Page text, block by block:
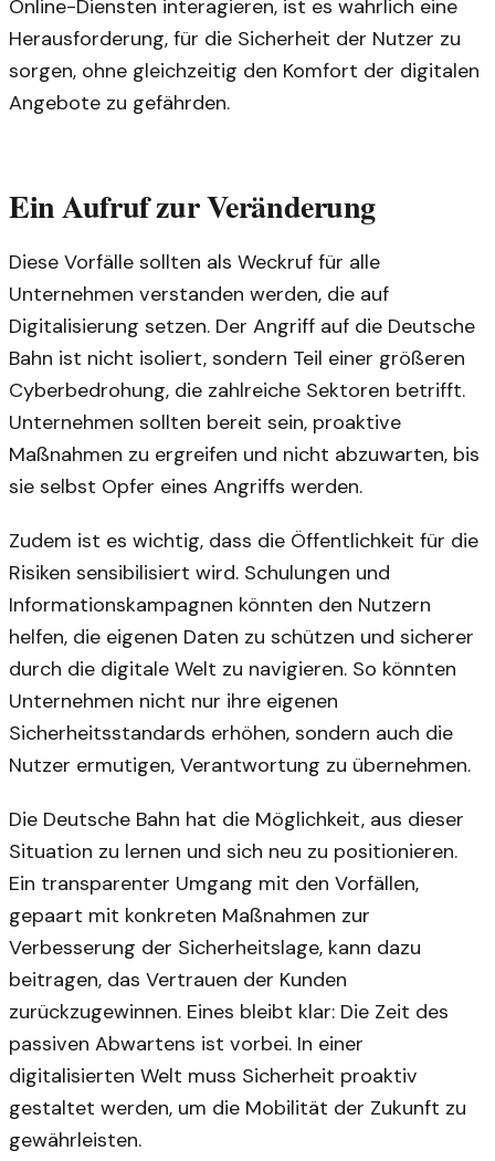
Online-Diensten interagieren, ist es wahrlich eine
Herausforderung, für die Sicherheit der Nutzer zu
sorgen, ohne gleichzeitig den Komfort der digitalen
Angebote zu gefährden.
Ein Aufruf zur Veränderung
Diese Vorfälle sollten als Weckruf für alle
Unternehmen verstanden werden, die auf
Digitalisierung setzen. Der Angriff auf die Deutsche
Bahn ist nicht isoliert, sondern Teil einer größeren
Cyberbedrohung, die zahlreiche Sektoren betrifft.
Unternehmen sollten bereit sein, proaktive
Maßnahmen zu ergreifen und nicht abzuwarten, bis
sie selbst Opfer eines Angriffs werden.
Zudem ist es wichtig, dass die Öffentlichkeit für die
Risiken sensibilisiert wird. Schulungen und
Informationskampagnen könnten den Nutzern
helfen, die eigenen Daten zu schützen und sicherer
durch die digitale Welt zu navigieren. So könnten
Unternehmen nicht nur ihre eigenen
Sicherheitsstandards erhöhen, sondern auch die
Nutzer ermutigen, Verantwortung zu übernehmen.
Die Deutsche Bahn hat die Möglichkeit, aus dieser
Situation zu lernen und sich neu zu positionieren.
Ein transparenter Umgang mit den Vorfällen,
gepaart mit konkreten Maßnahmen zur
Verbesserung der Sicherheitslage, kann dazu
beitragen, das Vertrauen der Kunden
zurückzugewinnen. Eines bleibt klar: Die Zeit des
passiven Abwartens ist vorbei. In einer
digitalisierten Welt muss Sicherheit proaktiv
gestaltet werden, um die Mobilität der Zukunft zu
gewährleisten.